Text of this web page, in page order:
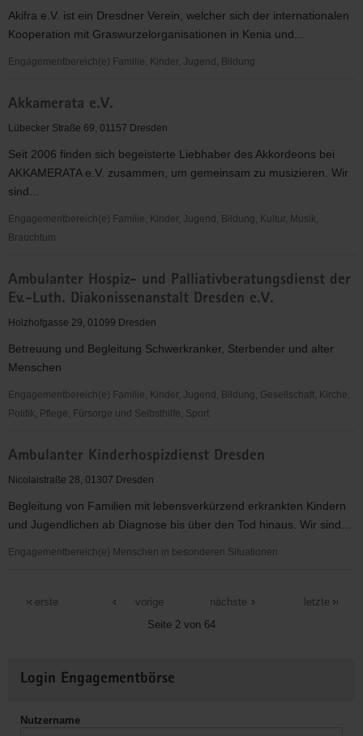
Akifra e.V. ist ein Dresdner Verein, welcher sich der internationalen
Kooperation mit Graswurzelorganisationen in Kenia und...
Engagementbereich(e) Familie, Kinder, Jugend, Bildung
e.V.
-
für
Kinder-
und
Frauenrechte
Akkamerata e.V.
Lübecker Straße 69, 01157 Dresden
Seit 2006 finden sich begeisterte Liebhaber des Akkordeons bei
AKKAMERATA e.V. zusammen, um gemeinsam zu musizieren. Wir
sind...
Engagementbereich(e) Familie, Kinder, Jugend, Bildung, Kultur, Musik,
Brauchtum
e.V.
Ambulanter Hospiz- und Palliativberatungsdienst der
Ev.-Luth. Diakonissenanstalt Dresden e.V.
Holzhofgasse 29, 01099 Dresden
Betreuung und Begleitung Schwerkranker, Sterbender und alter
Menschen
Engagementbereich(e) Familie, Kinder, Jugend, Bildung, Gesellschaft, Kirche,
Politik, Pflege, Fürsorge und Selbsthilfe, Sport
Hospiz-
und
der
Ev.-
Luth.
Ambulanter Kinderhospizdienst Dresden
Nicolaistraße 28, 01307 Dresden
Begleitung von Familien mit lebensverkürzend erkrankten Kindern
und Jugendlichen ab Diagnose bis über den Tod hinaus. Wir sind...
Engagementbereich(e) Menschen in besonderen Situationen
Kinderhospizdienst
erste
vorige
Seite 2 von 64
nächste letzte
Informationen
Login Engagementbörse
Nutzername